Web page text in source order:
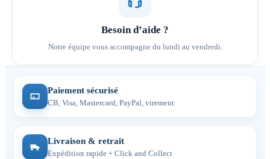
Besoin d’aide ?
Notre équipe vous accompagne du lundi au vendredi.
Paiement sécurisé
CB, Visa, Mastercard, PayPal, virement
Livraison & retrait
Expédition rapide + Click and Collect